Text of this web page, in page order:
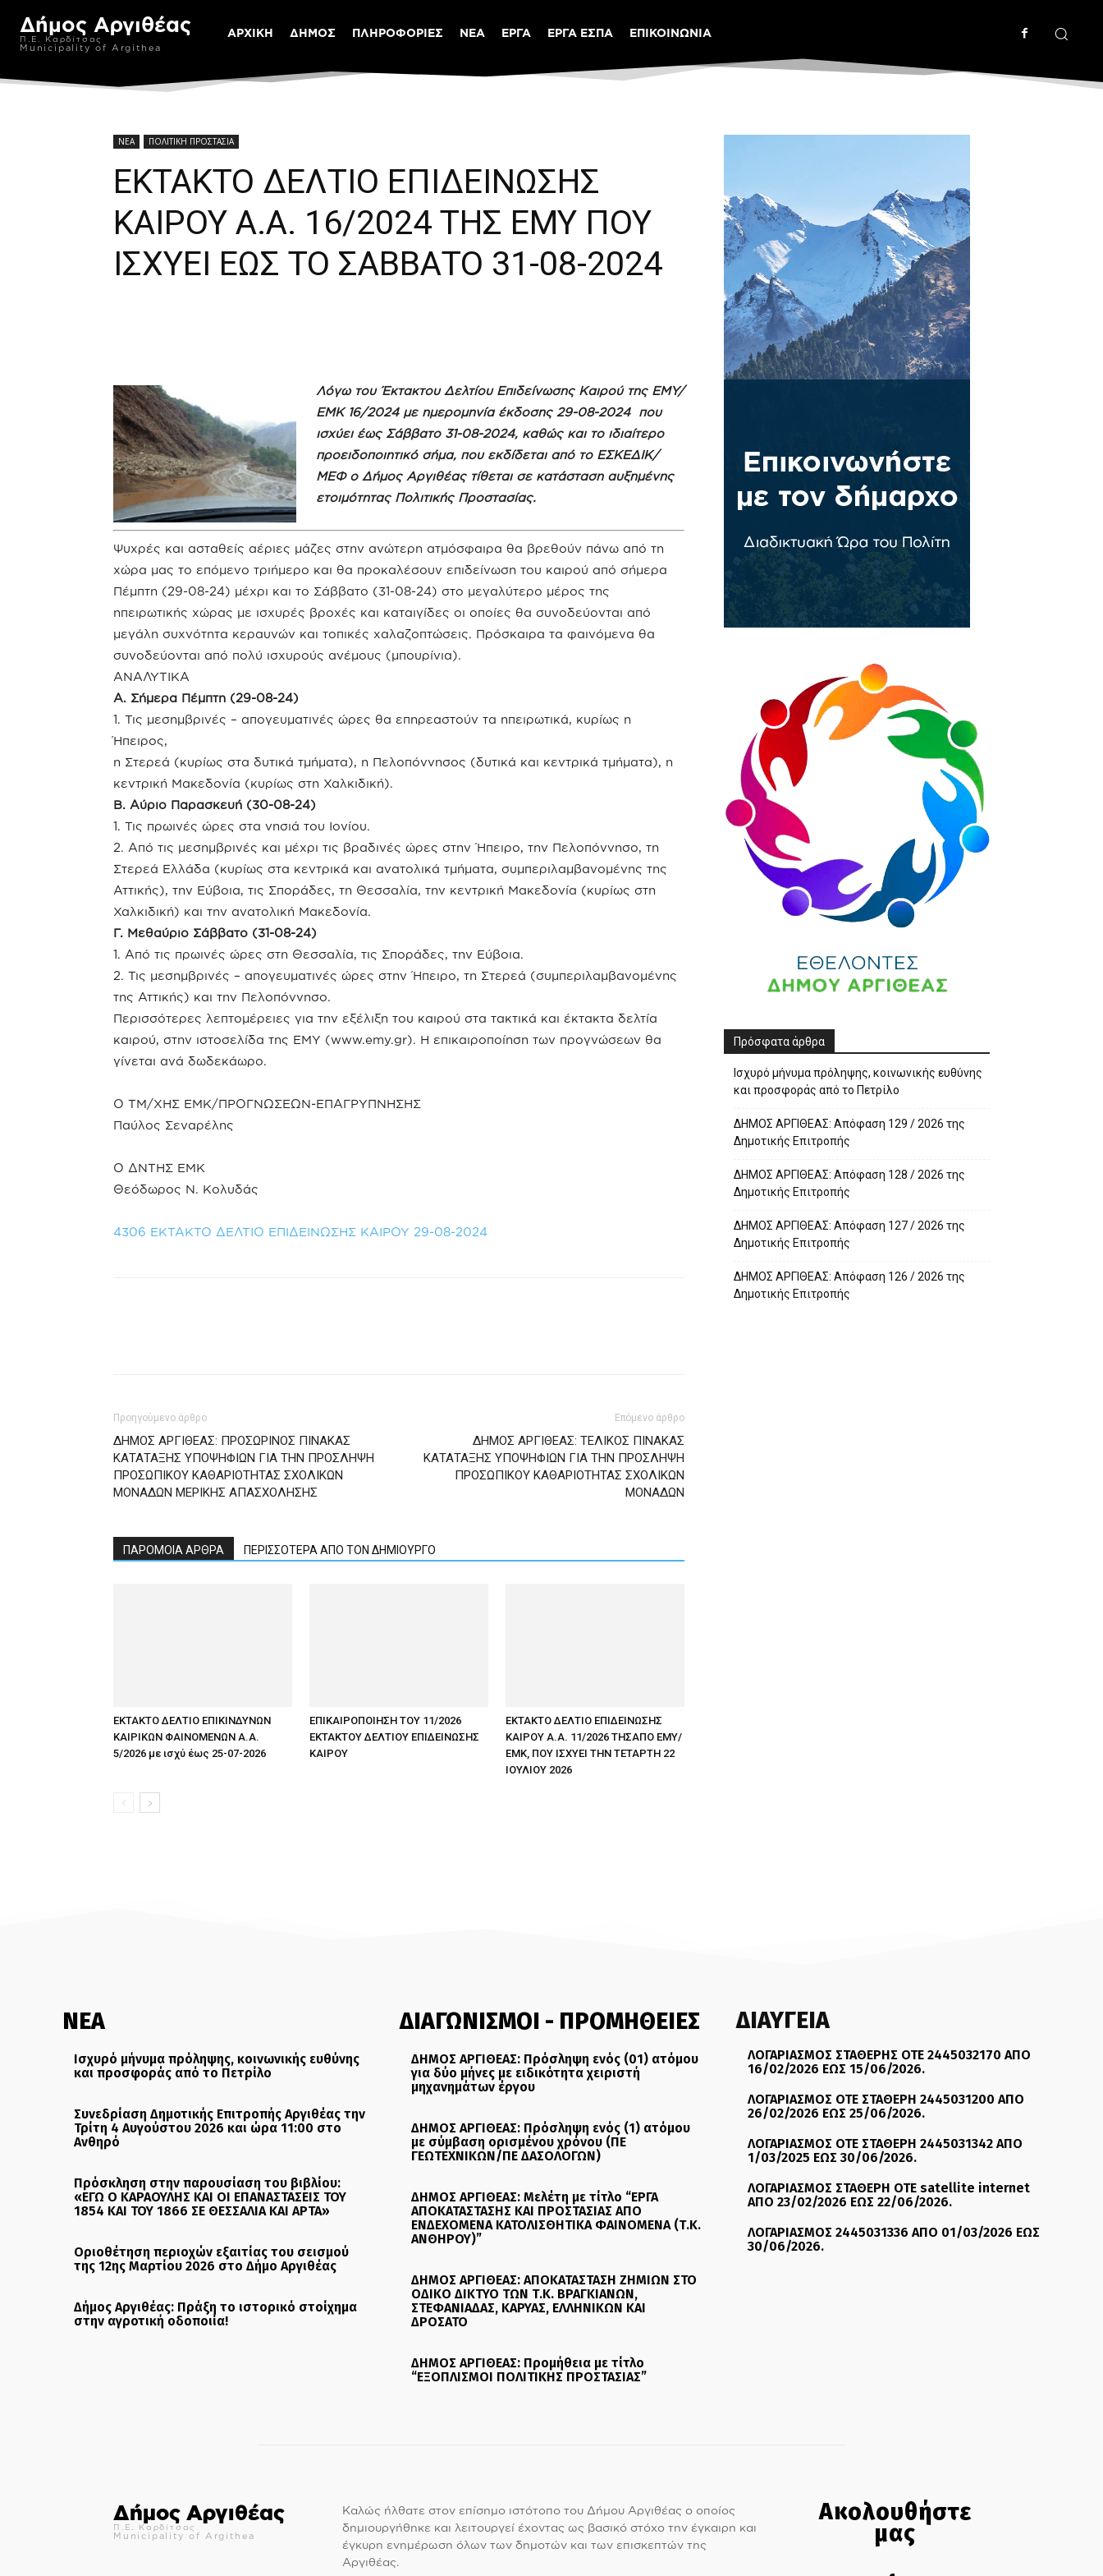
Δήμος Αργιθέας
Π.Ε. Καρδίτσας
Municipality of Argithea
ΑΡΧΙΚΗ ΔΗΜΟΣ ΠΛΗΡΟΦΟΡΙΕΣ ΝΕΑ ΕΡΓΑ ΕΡΓΑ ΕΣΠΑ ΕΠΙΚΟΙΝΩΝΙΑ
ΝΕΑ ΠΟΛΙΤΙΚΗ ΠΡΟΣΤΑΣΙΑ
ΕΚΤΑΚΤΟ ΔΕΛΤΙΟ ΕΠΙΔΕΙΝΩΣΗΣ
ΚΑΙΡΟΥ Α.Α. 16/2024 ΤΗΣ ΕΜΥ ΠΟΥ
ΙΣΧΥΕΙ ΕΩΣ ΤΟ ΣΑΒΒΑΤΟ 31-08-2024
Λόγω του Έκτακτου Δελτίου Επιδείνωσης Καιρού της ΕΜΥ/
ΕΜΚ 16/2024 με ημερομηνία έκδοσης 29-08-2024 που
ισχύει έως Σάββατο 31-08-2024, καθώς και το ιδιαίτερο
προειδοποιητικό σήμα, που εκδίδεται από το ΕΣΚΕΔΙΚ/
ΜΕΦ ο Δήμος Αργιθέας τίθεται σε κατάσταση αυξημένης
ετοιμότητας Πολιτικής Προστασίας.
Ψυχρές και ασταθείς αέριες μάζες στην ανώτερη ατμόσφαιρα θα βρεθούν πάνω από τη
χώρα μας το επόμενο τριήμερο και θα προκαλέσουν επιδείνωση του καιρού από σήμερα
Πέμπτη (29-08-24) μέχρι και το Σάββατο (31-08-24) στο μεγαλύτερο μέρος της
ηπειρωτικής χώρας με ισχυρές βροχές και καταιγίδες οι οποίες θα συνοδεύονται από
μεγάλη συχνότητα κεραυνών και τοπικές χαλαζοπτώσεις. Πρόσκαιρα τα φαινόμενα θα
συνοδεύονται από πολύ ισχυρούς ανέμους (μπουρίνια).
ΑΝΑΛΥΤΙΚΑ
Α. Σήμερα Πέμπτη (29-08-24)
1. Τις μεσημβρινές – απογευματινές ώρες θα επηρεαστούν τα ηπειρωτικά, κυρίως η
Ήπειρος,
η Στερεά (κυρίως στα δυτικά τμήματα), η Πελοπόννησος (δυτικά και κεντρικά τμήματα), η
κεντρική Μακεδονία (κυρίως στη Χαλκιδική).
Β. Αύριο Παρασκευή (30-08-24)
1. Τις πρωινές ώρες στα νησιά του Ιονίου.
2. Από τις μεσημβρινές και μέχρι τις βραδινές ώρες στην Ήπειρο, την Πελοπόννησο, τη
Στερεά Ελλάδα (κυρίως στα κεντρικά και ανατολικά τμήματα, συμπεριλαμβανομένης της
Αττικής), την Εύβοια, τις Σποράδες, τη Θεσσαλία, την κεντρική Μακεδονία (κυρίως στη
Χαλκιδική) και την ανατολική Μακεδονία.
Γ. Μεθαύριο Σάββατο (31-08-24)
1. Από τις πρωινές ώρες στη Θεσσαλία, τις Σποράδες, την Εύβοια.
2. Τις μεσημβρινές – απογευματινές ώρες στην Ήπειρο, τη Στερεά (συμπεριλαμβανομένης
της Αττικής) και την Πελοπόννησο.
Περισσότερες λεπτομέρειες για την εξέλιξη του καιρού στα τακτικά και έκτακτα δελτία
καιρού, στην ιστοσελίδα της ΕΜΥ (www.emy.gr). Η επικαιροποίηση των προγνώσεων θα
γίνεται ανά δωδεκάωρο.
Ο ΤΜ/ΧΗΣ ΕΜΚ/ΠΡΟΓΝΩΣΕΩΝ-ΕΠΑΓΡΥΠΝΗΣΗΣ
Παύλος Σεναρέλης
Ο ΔΝΤΗΣ ΕΜΚ
Θεόδωρος Ν. Κολυδάς
4306 ΕΚΤΑΚΤΟ ΔΕΛΤΙΟ ΕΠΙΔΕΙΝΩΣΗΣ ΚΑΙΡΟΥ 29-08-2024
Προηγούμενο άρθρο
ΔΗΜΟΣ ΑΡΓΙΘΕΑΣ: ΠΡΟΣΩΡΙΝΟΣ ΠΙΝΑΚΑΣ
ΚΑΤΑΤΑΞΗΣ ΥΠΟΨΗΦΙΩΝ ΓΙΑ ΤΗΝ ΠΡΟΣΛΗΨΗ
ΠΡΟΣΩΠΙΚΟΥ ΚΑΘΑΡΙΟΤΗΤΑΣ ΣΧΟΛΙΚΩΝ
ΜΟΝΑΔΩΝ ΜΕΡΙΚΗΣ ΑΠΑΣΧΟΛΗΣΗΣ
Επόμενο άρθρο
ΔΗΜΟΣ ΑΡΓΙΘΕΑΣ: ΤΕΛΙΚΟΣ ΠΙΝΑΚΑΣ
ΚΑΤΑΤΑΞΗΣ ΥΠΟΨΗΦΙΩΝ ΓΙΑ ΤΗΝ ΠΡΟΣΛΗΨΗ
ΠΡΟΣΩΠΙΚΟΥ ΚΑΘΑΡΙΟΤΗΤΑΣ ΣΧΟΛΙΚΩΝ
ΜΟΝΑΔΩΝ
ΠΑΡΟΜΟΙΑ ΑΡΘΡΑ ΠΕΡΙΣΣΟΤΕΡΑ ΑΠΟ ΤΟΝ ΔΗΜΙΟΥΡΓΟ
ΕΚΤΑΚΤΟ ΔΕΛΤΙΟ ΕΠΙΚΙΝΔΥΝΩΝ
ΚΑΙΡΙΚΩΝ ΦΑΙΝΟΜΕΝΩΝ Α.Α.
5/2026 με ισχύ έως 25-07-2026
ΕΠΙΚΑΙΡΟΠΟΙΗΣΗ ΤΟΥ 11/2026
ΕΚΤΑΚΤΟΥ ΔΕΛΤΙΟΥ ΕΠΙΔΕΙΝΩΣΗΣ
ΚΑΙΡΟΥ
ΕΚΤΑΚΤΟ ΔΕΛΤΙΟ ΕΠΙΔΕΙΝΩΣΗΣ
ΚΑΙΡΟΥ Α.Α. 11/2026 ΤΗΣΑΠΟ ΕΜΥ/
ΕΜΚ, ΠΟΥ ΙΣΧΥΕΙ ΤΗΝ ΤΕΤΑΡΤΗ 22
ΙΟΥΛΙΟΥ 2026
Πρόσφατα άρθρα
Ισχυρό μήνυμα πρόληψης, κοινωνικής ευθύνης
και προσφοράς από το Πετρίλο
ΔΗΜΟΣ ΑΡΓΙΘΕΑΣ: Απόφαση 129 / 2026 της
Δημοτικής Επιτροπής
ΔΗΜΟΣ ΑΡΓΙΘΕΑΣ: Απόφαση 128 / 2026 της
Δημοτικής Επιτροπής
ΔΗΜΟΣ ΑΡΓΙΘΕΑΣ: Απόφαση 127 / 2026 της
Δημοτικής Επιτροπής
ΔΗΜΟΣ ΑΡΓΙΘΕΑΣ: Απόφαση 126 / 2026 της
Δημοτικής Επιτροπής
ΝΕΑ
Ισχυρό μήνυμα πρόληψης, κοινωνικής ευθύνης
και προσφοράς από το Πετρίλο
Συνεδρίαση Δημοτικής Επιτροπής Αργιθέας την
Τρίτη 4 Αυγούστου 2026 και ώρα 11:00 στο
Ανθηρό
Πρόσκληση στην παρουσίαση του βιβλίου:
«ΕΓΩ Ο ΚΑΡΑΟΥΛΗΣ ΚΑΙ ΟΙ ΕΠΑΝΑΣΤΑΣΕΙΣ ΤΟΥ
1854 ΚΑΙ ΤΟΥ 1866 ΣΕ ΘΕΣΣΑΛΙΑ ΚΑΙ ΑΡΤΑ»
Οριοθέτηση περιοχών εξαιτίας του σεισμού
της 12ης Μαρτίου 2026 στο Δήμο Αργιθέας
Δήμος Αργιθέας: Πράξη το ιστορικό στοίχημα
στην αγροτική οδοποιία!
ΔΙΑΓΩΝΙΣΜΟΙ - ΠΡΟΜΗΘΕΙΕΣ
ΔΗΜΟΣ ΑΡΓΙΘΕΑΣ: Πρόσληψη ενός (01) ατόμου
για δύο μήνες με ειδικότητα χειριστή
μηχανημάτων έργου
ΔΗΜΟΣ ΑΡΓΙΘΕΑΣ: Πρόσληψη ενός (1) ατόμου
με σύμβαση ορισμένου χρόνου (ΠΕ
ΓΕΩΤΕΧΝΙΚΩΝ/ΠΕ ΔΑΣΟΛΟΓΩΝ)
ΔΗΜΟΣ ΑΡΓΙΘΕΑΣ: Μελέτη με τίτλο “ΕΡΓΑ
ΑΠΟΚΑΤΑΣΤΑΣΗΣ ΚΑΙ ΠΡΟΣΤΑΣΙΑΣ ΑΠΟ
ΕΝΔΕΧΟΜΕΝΑ ΚΑΤΟΛΙΣΘΗΤΙΚΑ ΦΑΙΝΟΜΕΝΑ (Τ.Κ.
ΑΝΘΗΡΟΥ)”
ΔΗΜΟΣ ΑΡΓΙΘΕΑΣ: ΑΠΟΚΑΤΑΣΤΑΣΗ ΖΗΜΙΩΝ ΣΤΟ
ΟΔΙΚΟ ΔΙΚΤΥΟ ΤΩΝ Τ.Κ. ΒΡΑΓΚΙΑΝΩΝ,
ΣΤΕΦΑΝΙΑΔΑΣ, ΚΑΡΥΑΣ, ΕΛΛΗΝΙΚΩΝ ΚΑΙ
ΔΡΟΣΑΤΟ
ΔΗΜΟΣ ΑΡΓΙΘΕΑΣ: Προμήθεια με τίτλο
“ΕΞΟΠΛΙΣΜΟΙ ΠΟΛΙΤΙΚΗΣ ΠΡΟΣΤΑΣΙΑΣ”
ΔΙΑΥΓΕΙΑ
ΛΟΓΑΡΙΑΣΜΟΣ ΣΤΑΘΕΡΗΣ ΟΤΕ 2445032170 ΑΠΟ
16/02/2026 ΕΩΣ 15/06/2026.
ΛΟΓΑΡΙΑΣΜΟΣ ΟΤΕ ΣΤΑΘΕΡΗ 2445031200 ΑΠΟ
26/02/2026 ΕΩΣ 25/06/2026.
ΛΟΓΑΡΙΑΣΜΟΣ ΟΤΕ ΣΤΑΘΕΡΗ 2445031342 ΑΠΟ
1/03/2025 ΕΩΣ 30/06/2026.
ΛΟΓΑΡΙΑΣΜΟΣ ΣΤΑΘΕΡΗ ΟΤΕ satellite internet
ΑΠΟ 23/02/2026 ΕΩΣ 22/06/2026.
ΛΟΓΑΡΙΑΣΜΟΣ 2445031336 ΑΠΟ 01/03/2026 ΕΩΣ
30/06/2026.
Δήμος Αργιθέας
Π.Ε. Καρδίτσας
Municipality of Argithea
Καλώς ήλθατε στον επίσημο ιστότοπο του Δήμου Αργιθέας ο οποίος
δημιουργήθηκε και λειτουργεί έχοντας ως βασικό στόχο την έγκαιρη και
έγκυρη ενημέρωση όλων των δημοτών και των επισκεπτών της
Αργιθέας.
Ακολουθήστε
μας